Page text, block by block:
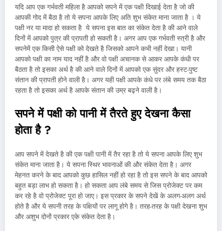
यदि आप एक गर्भवती महिला है आपको सपने में एक पक्षी दिखाई देता है जो की
आपकी गोद में बैठा है तो ये सपना आपके लिए अति शुभ संकेत माना जाता है । ये
पक्षी नर या मादा हो सकता है ये सपना इस बात का संकेत देता है की आने वाले
दिनों में आपको पुत्र की प्रापती हो सकती है। अगर आप एक गर्भवती स्त्री है और
सपनेमें एक किसी ऐसे पक्षी को देखते है जिसको आपने कभी नहीं देखा। यानी
आपको पक्षी का नाम याद नहीं है और वो पक्षी अचानक से आकर आपके कंधी पर
बैठता है तो इसका अर्थ है की आने वाले दिनों में आपको एक सुंदर और हस्ट-पुष्ट
संतान की प्रापती होने वाली है। अगर यही पक्षी आपके कंधे पर लंबे समय तक बैठा
रहता है तो इसका अर्थ है आपके संतान की उम्र बढ्ने वाली है।
सपने में पक्षी को पानी में तैरते हुए देखना कैसा
होता है?
आप सपने में देखते है की एक पक्षी पानी में तैर रहा है तो ये सपना आपके लिए शुभ
संकेत माना जाता है। ये सपना स्थिर भावनाओं की और संकेत देता है। अगर
मेहनत करने के बाद आपको कुछ हासिल नहीं हो रहा है तो इस सपने के बाद आपको
बहुत बड़ा लाभ हो सकता है। हो सकता आप लंबे समय से जिस प्रोजेक्ट पर कम
कर रहे है वो प्रोजेक्ट पूरा हो जाए। इस प्रकार के सपने देखें के अलग-अलग अर्थ
होते है और ये सपनी तरह के पक्षियों पर लागू होगे है। तरह-तरह के पक्षी देखना शुभ
और अशुभ दोनों प्रकार एके संकेत देता है।